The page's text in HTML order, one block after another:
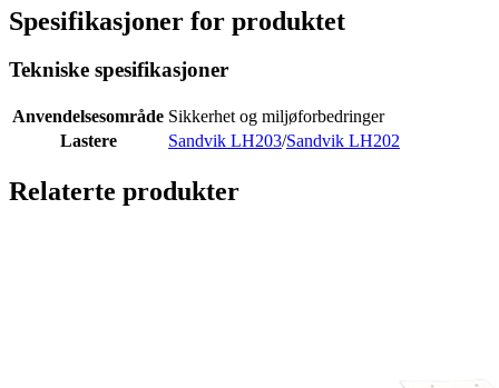
Spesifikasjoner for produktet
Tekniske spesifikasjoner
Anvendelsesområde Sikkerhet og miljøforbedringer
Lastere
Sandvik LH203/Sandvik LH202
Relaterte produkter